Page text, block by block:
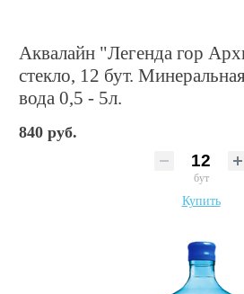
Аквалайн "Легенда гор
стекло, 12 бут.
вода 0,5 - 5л.
840 руб.
бут
Купить